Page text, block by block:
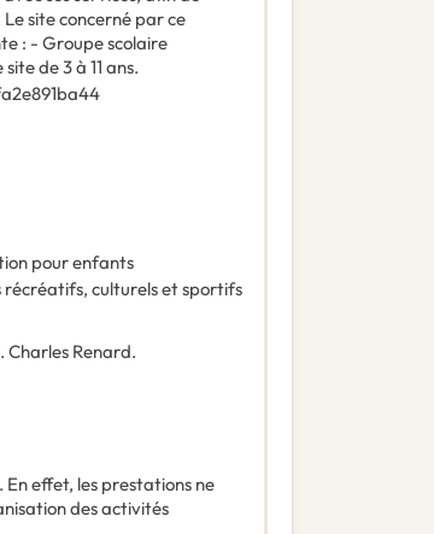
site concerné par ce
: - Groupe scolaire
de 3 à 11 ans.
pour enfants
récréatifs, culturels et sportifs
Charles Renard.
En effet, les prestations ne
des activités